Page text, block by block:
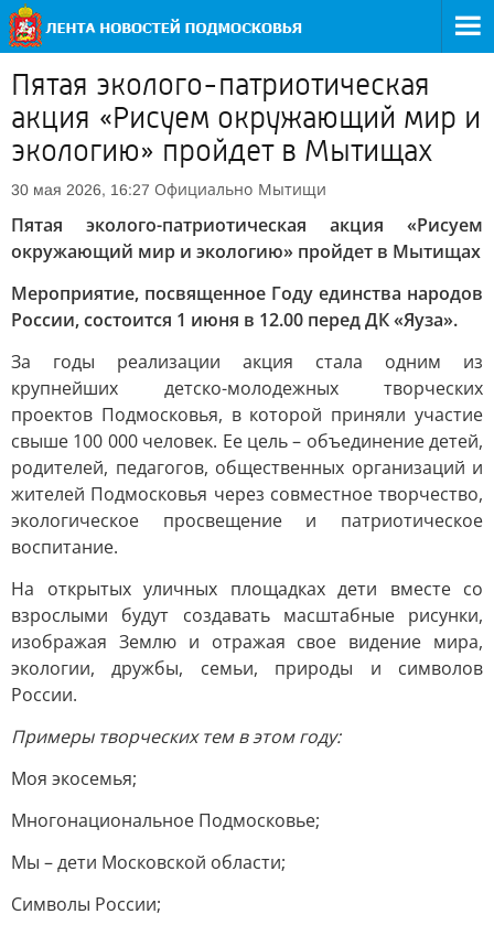
Пятая эколого-патриотическая
акция «Рисуем окружающий мир и
экологию» пройдет в Мытищах
30 мая 2026, 16:27 Официально Мытищи
Пятая эколого-патриотическая акция «Рисуем
окружающий мир и экологию» пройдет в Мытищах
Мероприятие, посвященное Году единства народов
России, состоится 1 июня в 12.00 перед ДК «Яуза».
За годы реализации акция стала одним из
крупнейших детско-молодежных творческих
проектов Подмосковья, в которой приняли участие
свыше 100 000 человек. Ее цель – объединение детей,
родителей, педагогов, общественных организаций и
жителей Подмосковья через совместное творчество,
экологическое просвещение и патриотическое
воспитание.
На открытых уличных площадках дети вместе со
взрослыми будут создавать масштабные рисунки,
изображая Землю и отражая свое видение мира,
экологии, дружбы, семьи, природы и символов
России.
Примеры творческих тем в этом году:
Моя экосемья;
Многонациональное Подмосковье;
Мы – дети Московской области;
Символы России;